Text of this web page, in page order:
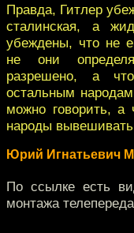
Правда, Гитлер
сталинская, а
убеждены, что не
не они
разрешено, а
остальным
можно говорить, а
народы
Юрий Игнатьевич
По ссылке есть
монтажа